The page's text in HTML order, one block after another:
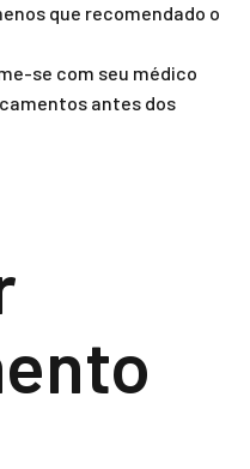
que recomendado o
se com seu médico
antes dos